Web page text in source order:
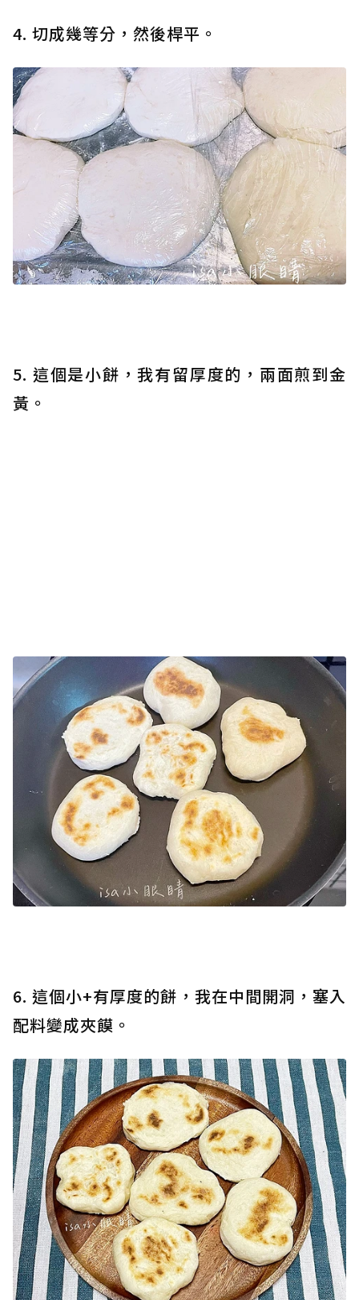
4. 切成幾等分，然後桿平。
5. 這個是小餅，我有留厚度的，兩面煎到金
黃。
6. 這個小+有厚度的餅，我在中間開洞，塞入
配料變成夾饃。